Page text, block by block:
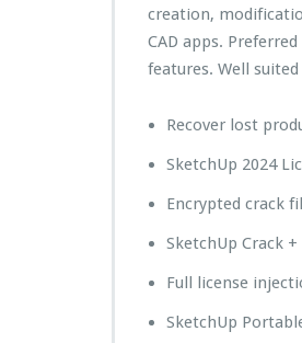
creation,
CAD apps.
features. Well
Recover lost
SketchUp 2024
Encrypted crack
SketchUp Crack
Full license
SketchUp